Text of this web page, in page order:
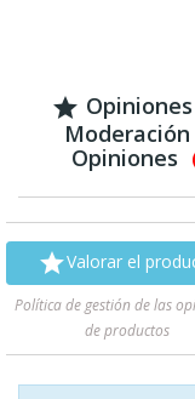

Moderación
Opiniones
Valorar el
Política de gestión de las
de productos